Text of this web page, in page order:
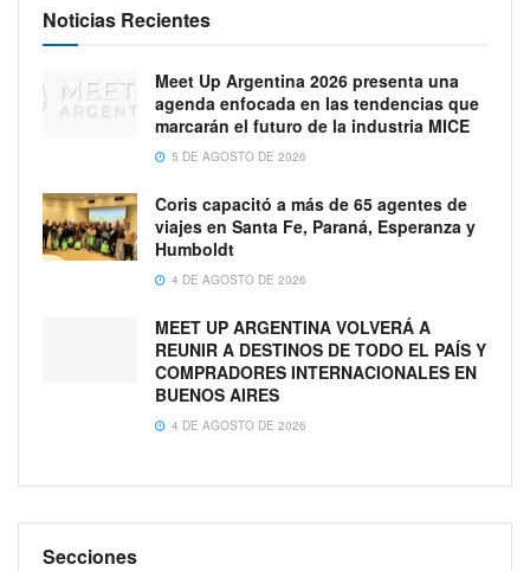
Noticias Recientes
Meet Up Argentina 2026 presenta una
agenda enfocada en las tendencias que
marcarán el futuro de la industria MICE
5 DE AGOSTO DE 2026
Coris capacitó a más de 65 agentes de
viajes en Santa Fe, Paraná, Esperanza y
Humboldt
4 DE AGOSTO DE 2026
MEET UP ARGENTINA VOLVERÁ A
REUNIR A DESTINOS DE TODO EL PAÍS Y
COMPRADORES INTERNACIONALES EN
BUENOS AIRES
4 DE AGOSTO DE 2026
Secciones